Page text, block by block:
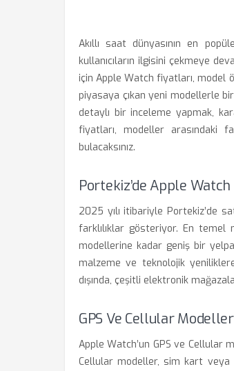
Akıllı saat dünyasının en
kullanıcıların ilgisini çekmeye
için Apple Watch fiyatları, model
piyasaya çıkan yeni modellerle
detaylı bir inceleme yapmak,
fiyatları, modeller arasındaki
bulacaksınız.
Portekiz’de Apple
2025 yılı itibariyle Portekiz’de
farklılıklar gösteriyor. En temel
modellerine kadar geniş bir
malzeme ve teknolojik
dışında, çeşitli elektronik
GPS Ve Cellular
Apple Watch’un GPS ve Cellular
Cellular modeller, sim kart veya